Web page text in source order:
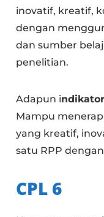
inovatif, kreatif,
dengan
dan sumber
penelitian.
Adapun i
Mampu
yang kreatif,
satu RPP
CPL 6